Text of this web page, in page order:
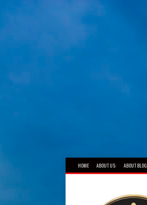
HOME ABOUT US: ABOUT BLOG